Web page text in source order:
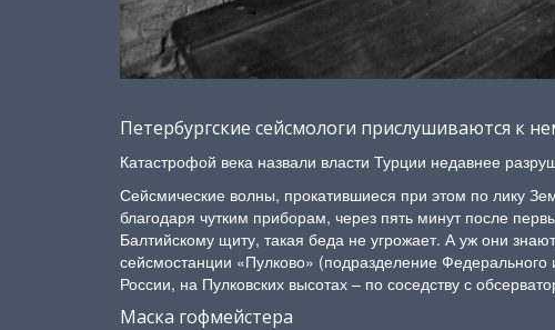
Петербургские сейсмологи прислушиваются к
Катастрофой века назвали власти Турции недавнее
Сейсмические волны, прокатившиеся при этом по лику
благодаря чутким приборам, через пять минут после
Балтийскому щиту, такая беда не угрожает. А уж они
сейсмостанции «Пулково» (подразделение
России, на Пулковских высотах – по соседству с
Маска гофмейстера